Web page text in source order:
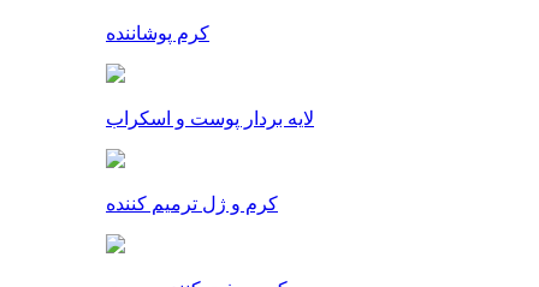
کرم پوشاننده
لایه بردار پوست و اسکراب
کرم و ژل ترمیم کننده